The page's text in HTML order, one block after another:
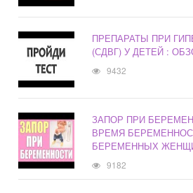
ПРЕПАРАТЫ ПРИ
(СДВГ) У ДЕТЕЙ :
9432
ЗАПОР ПРИ
ВРЕМЯ
БЕРЕМЕННЫХ
9182